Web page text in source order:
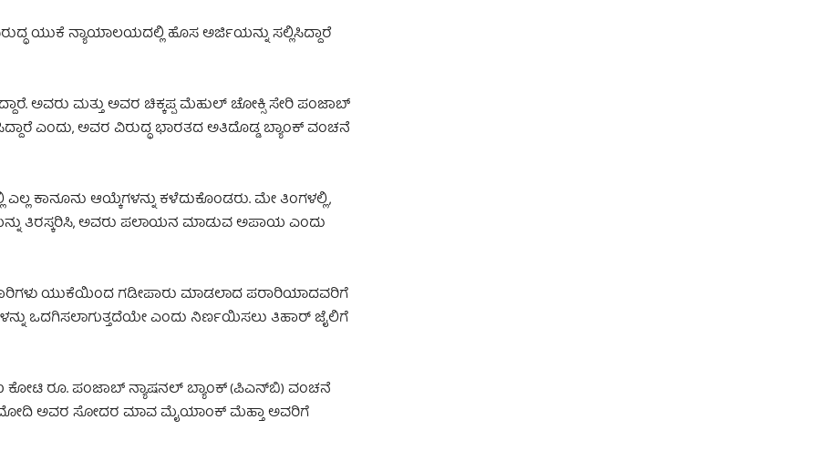
ಯುಕೆ ನ್ಯಾಯಾಲಯದಲ್ಲಿ ಹೊಸ ಅರ್ಜಿಯನ್ನು ಸಲ್ಲಿಸಿದ್ದಾರೆ
ಅವರು ಮತ್ತು ಅವರ ಚಿಕ್ಕಪ್ಪ ಮೆಹುಲ್ ಚೋಕ್ಸಿ ಸೇರಿ ಪಂಜಾಬ್
ಎಂದು, ಅವರ ವಿರುದ್ಧ ಭಾರತದ ಅತಿದೊಡ್ಡ ಬ್ಯಾಂಕ್ ವಂಚನೆ
ಕಾನೂನು ಆಯ್ಕೆಗಳನ್ನು ಕಳೆದುಕೊಂಡರು. ಮೇ ತಿಂಗಳಲ್ಲಿ,
ತಿರಸ್ಕರಿಸಿ, ಅವರು ಪಲಾಯನ ಮಾಡುವ ಅಪಾಯ ಎಂದು
ಯುಕೆಯಿಂದ ಗಡೀಪಾರು ಮಾಡಲಾದ ಪರಾರಿಯಾದವರಿಗೆ
ಒದಗಿಸಲಾಗುತ್ತದೆಯೇ ಎಂದು ನಿರ್ಣಯಿಸಲು ತಿಹಾರ್ ಜೈಲಿಗೆ
ಕೋಟಿ ರೂ. ಪಂಜಾಬ್ ನ್ಯಾಷನಲ್ ಬ್ಯಾಂಕ್ (ಪಿಎನ್‌ಬಿ) ವಂಚನೆ
ಮೋದಿ ಅವರ ಸೋದರ ಮಾವ ಮೈಯಾಂಕ್ ಮೆಹ್ತಾ ಅವರಿಗೆ